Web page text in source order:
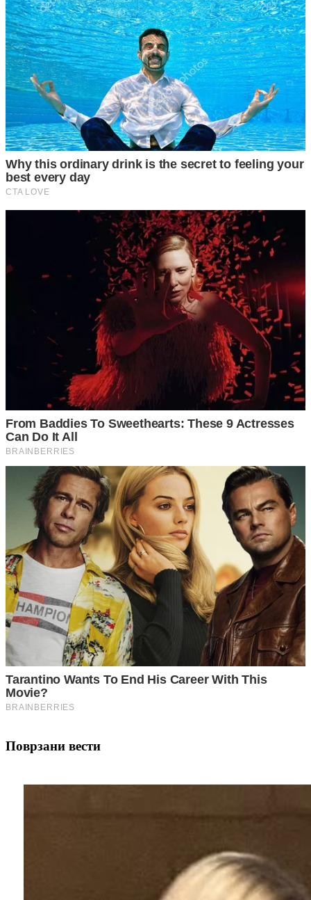
Поврзани вести